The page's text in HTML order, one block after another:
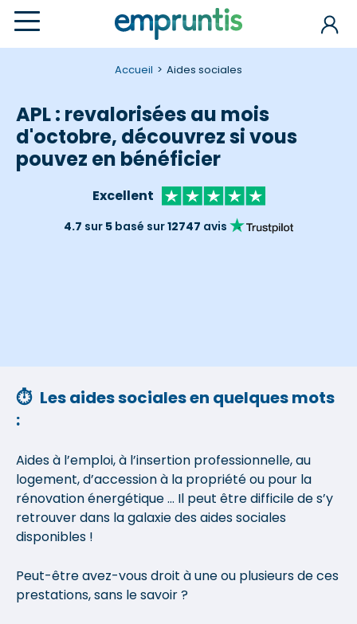
Accueil Aides sociales
APL : revalorisées au mois
d'octobre, découvrez si vous
pouvez en bénéficier
Excellent
4.7 sur 5 basé sur12747 avis
⏱ Les aides sociales en quelques mots
:
Aides à l’emploi, à l’insertion professionnelle, au
logement, d’accession à la propriété ou pour la
rénovation énergétique … Il peut être difficile de s’y
retrouver dans la galaxie des aides sociales
disponibles !
Peut-être avez-vous droit à une ou plusieurs de ces
prestations, sans le savoir ?